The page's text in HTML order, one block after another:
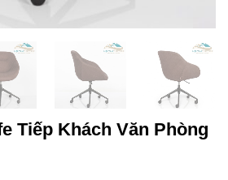
Tiếp Khách Văn Phòng